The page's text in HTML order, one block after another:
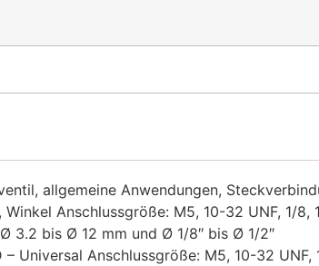
allgemeine Anwendungen,
Anschlussgröße: M5, 10-32 UNF, 1/8,
3.2 bis Ø 12 mm und Ø 1/8″ bis Ø 1/2″
Universal Anschlussgröße: M5, 10-32 UNF,